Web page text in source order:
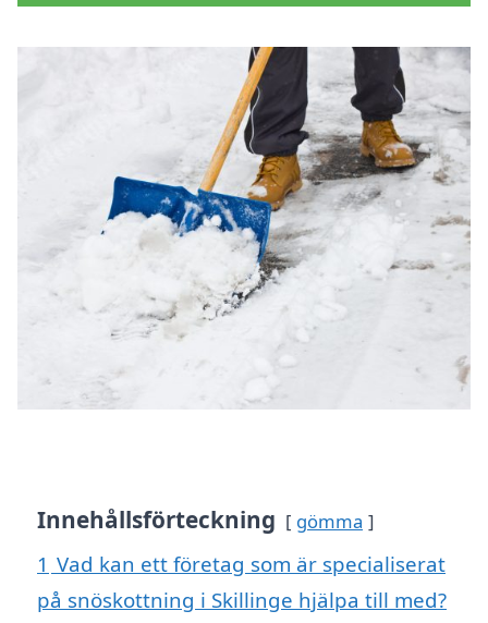
Innehållsförteckning gömma
1 Vad kan ett företag som är specialiserat
på snöskottning i Skillinge hjälpa till med?